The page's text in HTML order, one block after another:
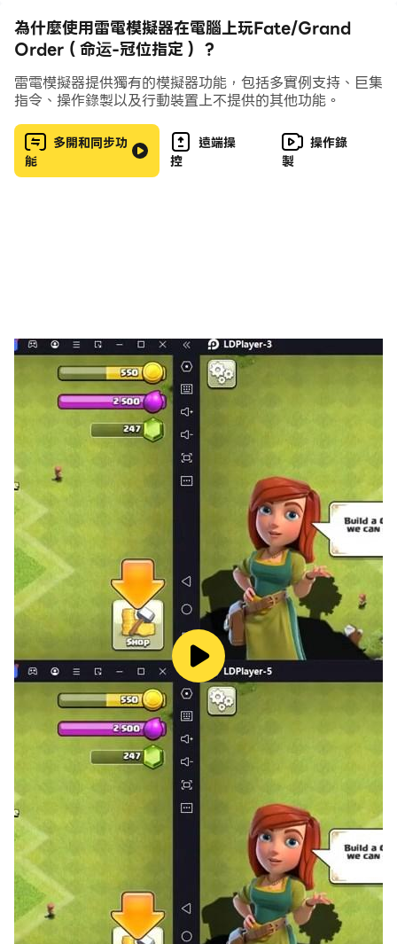
游戏特色：
杯战争！】
《FGO》剧情原案由Fate之父奈须蘑菇亲自执笔，长达
100万字的小说级故事线将为您揭露多重背景设定！
【史上最多英灵集结，跨越时代的终极召唤！】
在《FGO》中，战斗通过对从者下达的命令用指令卡来表
现，通过回合制的形式展开指令战斗。战斗分为战术阶段与
指令阶段，根据您的选择，从者会分别发动攻击。己方攻击
后，转为敌方行动。敌方行动后一回合结束。
【50多位知名画师参与英灵绘制，40位以上声优倾情献
声！】
《FGO》力邀武内崇在内的50余位知名画师组成超豪华美
术团队，更特邀Fate系列原班声优参与配音！
阿部彬名 安井邦彦 坂本真绫 川澄绫子
大久保瑠美 大原SAYAKA 大塚明夫 丹下樱
岛崎信长 稻田彻 高乃丽 宫野真守
关智一 鹤冈聪 江川央生 浪川大辅
铃村健一 绿川光 能登麻美子 鸟海浩辅
浅川悠 三木真一郎 神奈延年 水岛大宙
寺岛拓笃 田中敦子 田中理惠 西前忠久
下屋则子 小仓唯 野中蓝 樱井孝宏
游佐浩二 远藤绫 早见沙织 沢城MIYUKI
斋藤千和 植田佳奈 置鲇龙太郎 中村悠一
中井和哉 种田梨沙 子安武人 诹访部顺一
（按姓名字母顺序）
為什麼使用雷電模擬器在電腦上玩Fate/Grand
Order（命运-冠位指定） ?
雷電模擬器提供獨有的模擬器功能，包括多實例支持、巨集
指令、操作錄製以及行動裝置上不提供的其他功能。
多開和同步功
能
遠端操
控
操作錄
製